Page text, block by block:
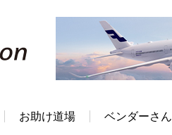
お助け道場 ベンダーさん